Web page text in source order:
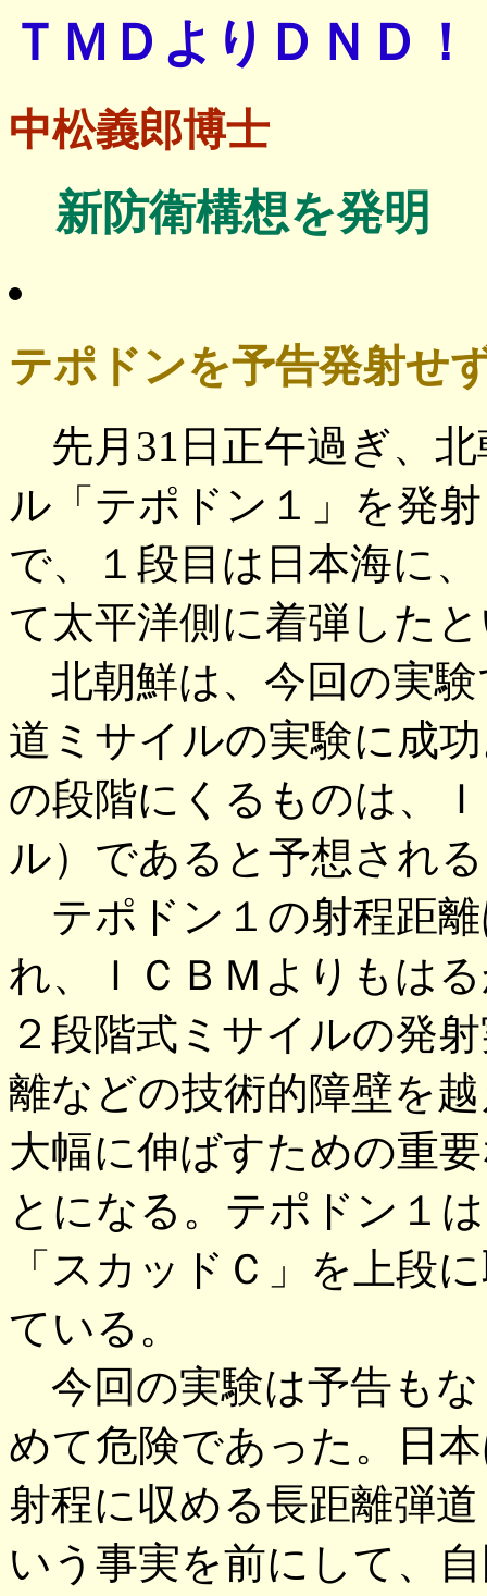
ＴＭＤよりＤＮＤ！
中松義郎博士
新防衛構想を発明
テポドンを予告発射せ
先月31日正午過ぎ、
ル「テポドン１」を発
で、１段目は日本海に
て太平洋側に着弾した
北朝鮮は、今回の実験
道ミサイルの実験に成
の段階にくるものは、
ル）であると予想され
テポドン１の射程距離
れ、ＩＣＢＭよりもは
２段階式ミサイルの発
離などの技術的障壁を
大幅に伸ばすための重
とになる。テポドン１
「スカッドＣ」を上段
ている。
今回の実験は予告も
めて危険であった。日
射程に収める長距離弾
いう事実を前にして、